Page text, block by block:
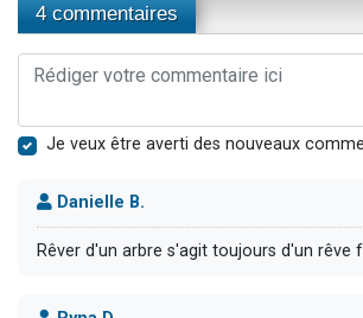
4 commentaires
Je veux être averti des nouveaux
Danielle B.
Rêver d'un arbre s'agit toujours d'un rêve